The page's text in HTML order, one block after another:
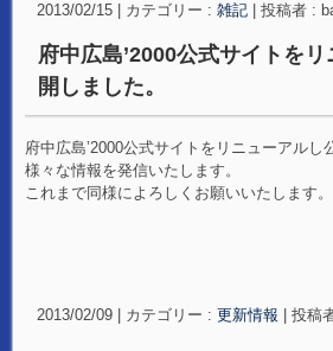
2013/02/15 カテゴリー : 雑記 投稿者 :
府中広島’2000公式サイトを
開しました。
府中広島’2000公式サイトをリニューアルし
様々な情報を発信いたします。
これまで同様によろしくお願いいたします。
2013/02/09 カテゴリー : 更新情報 投稿